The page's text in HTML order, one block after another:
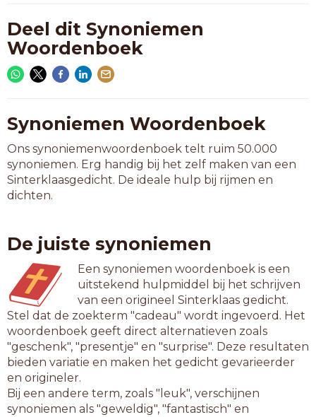
Deel dit Synoniemen
Woordenboek
Synoniemen Woordenboek
Ons synoniemenwoordenboek telt ruim 50.000
synoniemen. Erg handig bij het zelf maken van een
Sinterklaasgedicht. De ideale hulp bij rijmen en
dichten.
De juiste synoniemen
Een synoniemen woordenboek is een
uitstekend hulpmiddel bij het schrijven
van een origineel Sinterklaas gedicht.
Stel dat de zoekterm "cadeau" wordt ingevoerd. Het
woordenboek geeft direct alternatieven zoals
"geschenk", "presentje" en "surprise". Deze resultaten
bieden variatie en maken het gedicht gevarieerder
en origineler.
Bij een andere term, zoals "leuk", verschijnen
synoniemen als "geweldig", "fantastisch" en